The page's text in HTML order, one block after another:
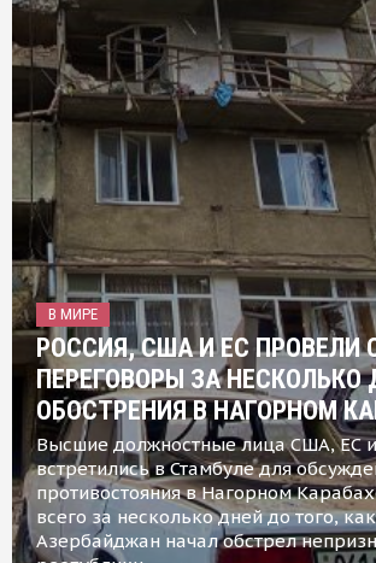
В МИРЕ
РОССИЯ, США И ЕС ПРОВЕЛИ
ПЕРЕГОВОРЫ ЗА НЕСКОЛЬКО
ОБОСТРЕНИЯ В НАГОРНОМ
Высшие должностные лица США, ЕС
встретились в Стамбуле для
противостояния в Нагорном
всего за несколько дней до того, как
Азербайджан начал обстрел